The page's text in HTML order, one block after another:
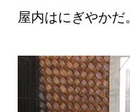
屋内はにぎやかだ。